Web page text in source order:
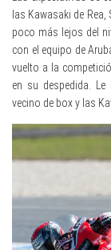
las Kawasaki de Rea,
poco más lejos del
con el equipo de
vuelto a la
en su despedida.
vecino de box y las